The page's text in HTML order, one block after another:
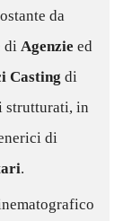
da
di Agenzie ed
Casting di
strutturati, in
di
.